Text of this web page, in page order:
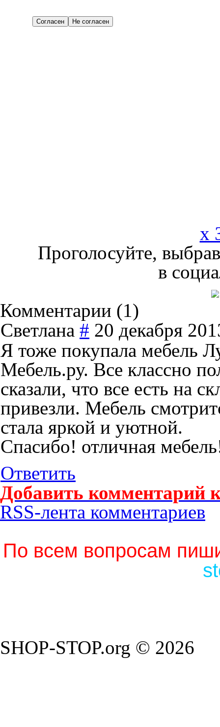
x
Проголосуйте,
в
Комментарии (1)
Светлана # 20 декабря
Я тоже покупала мебель
Мебель.ру. Все классно
сказали, что все есть на
привезли. Мебель
стала яркой и уютной.
Спасибо! отличная
Ответить
Добавить комментарий
RSS-лента комментариев
По всем вопросам
SHOP-STOP.org © 2026